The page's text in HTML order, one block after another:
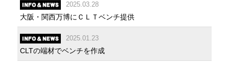
2025.03.28
大阪・関西万博にＣＬＴベンチ提供
2025.01.23
CLTの端材でベンチを作成